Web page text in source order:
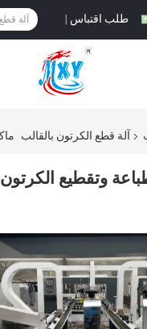
طلب اقتباس |
آلة قطع الكرتون بالقالب
وتقطيع